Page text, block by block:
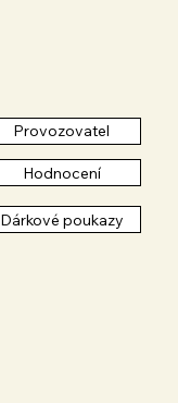
Provozovatel
Dárkové poukazy
Hodnocení